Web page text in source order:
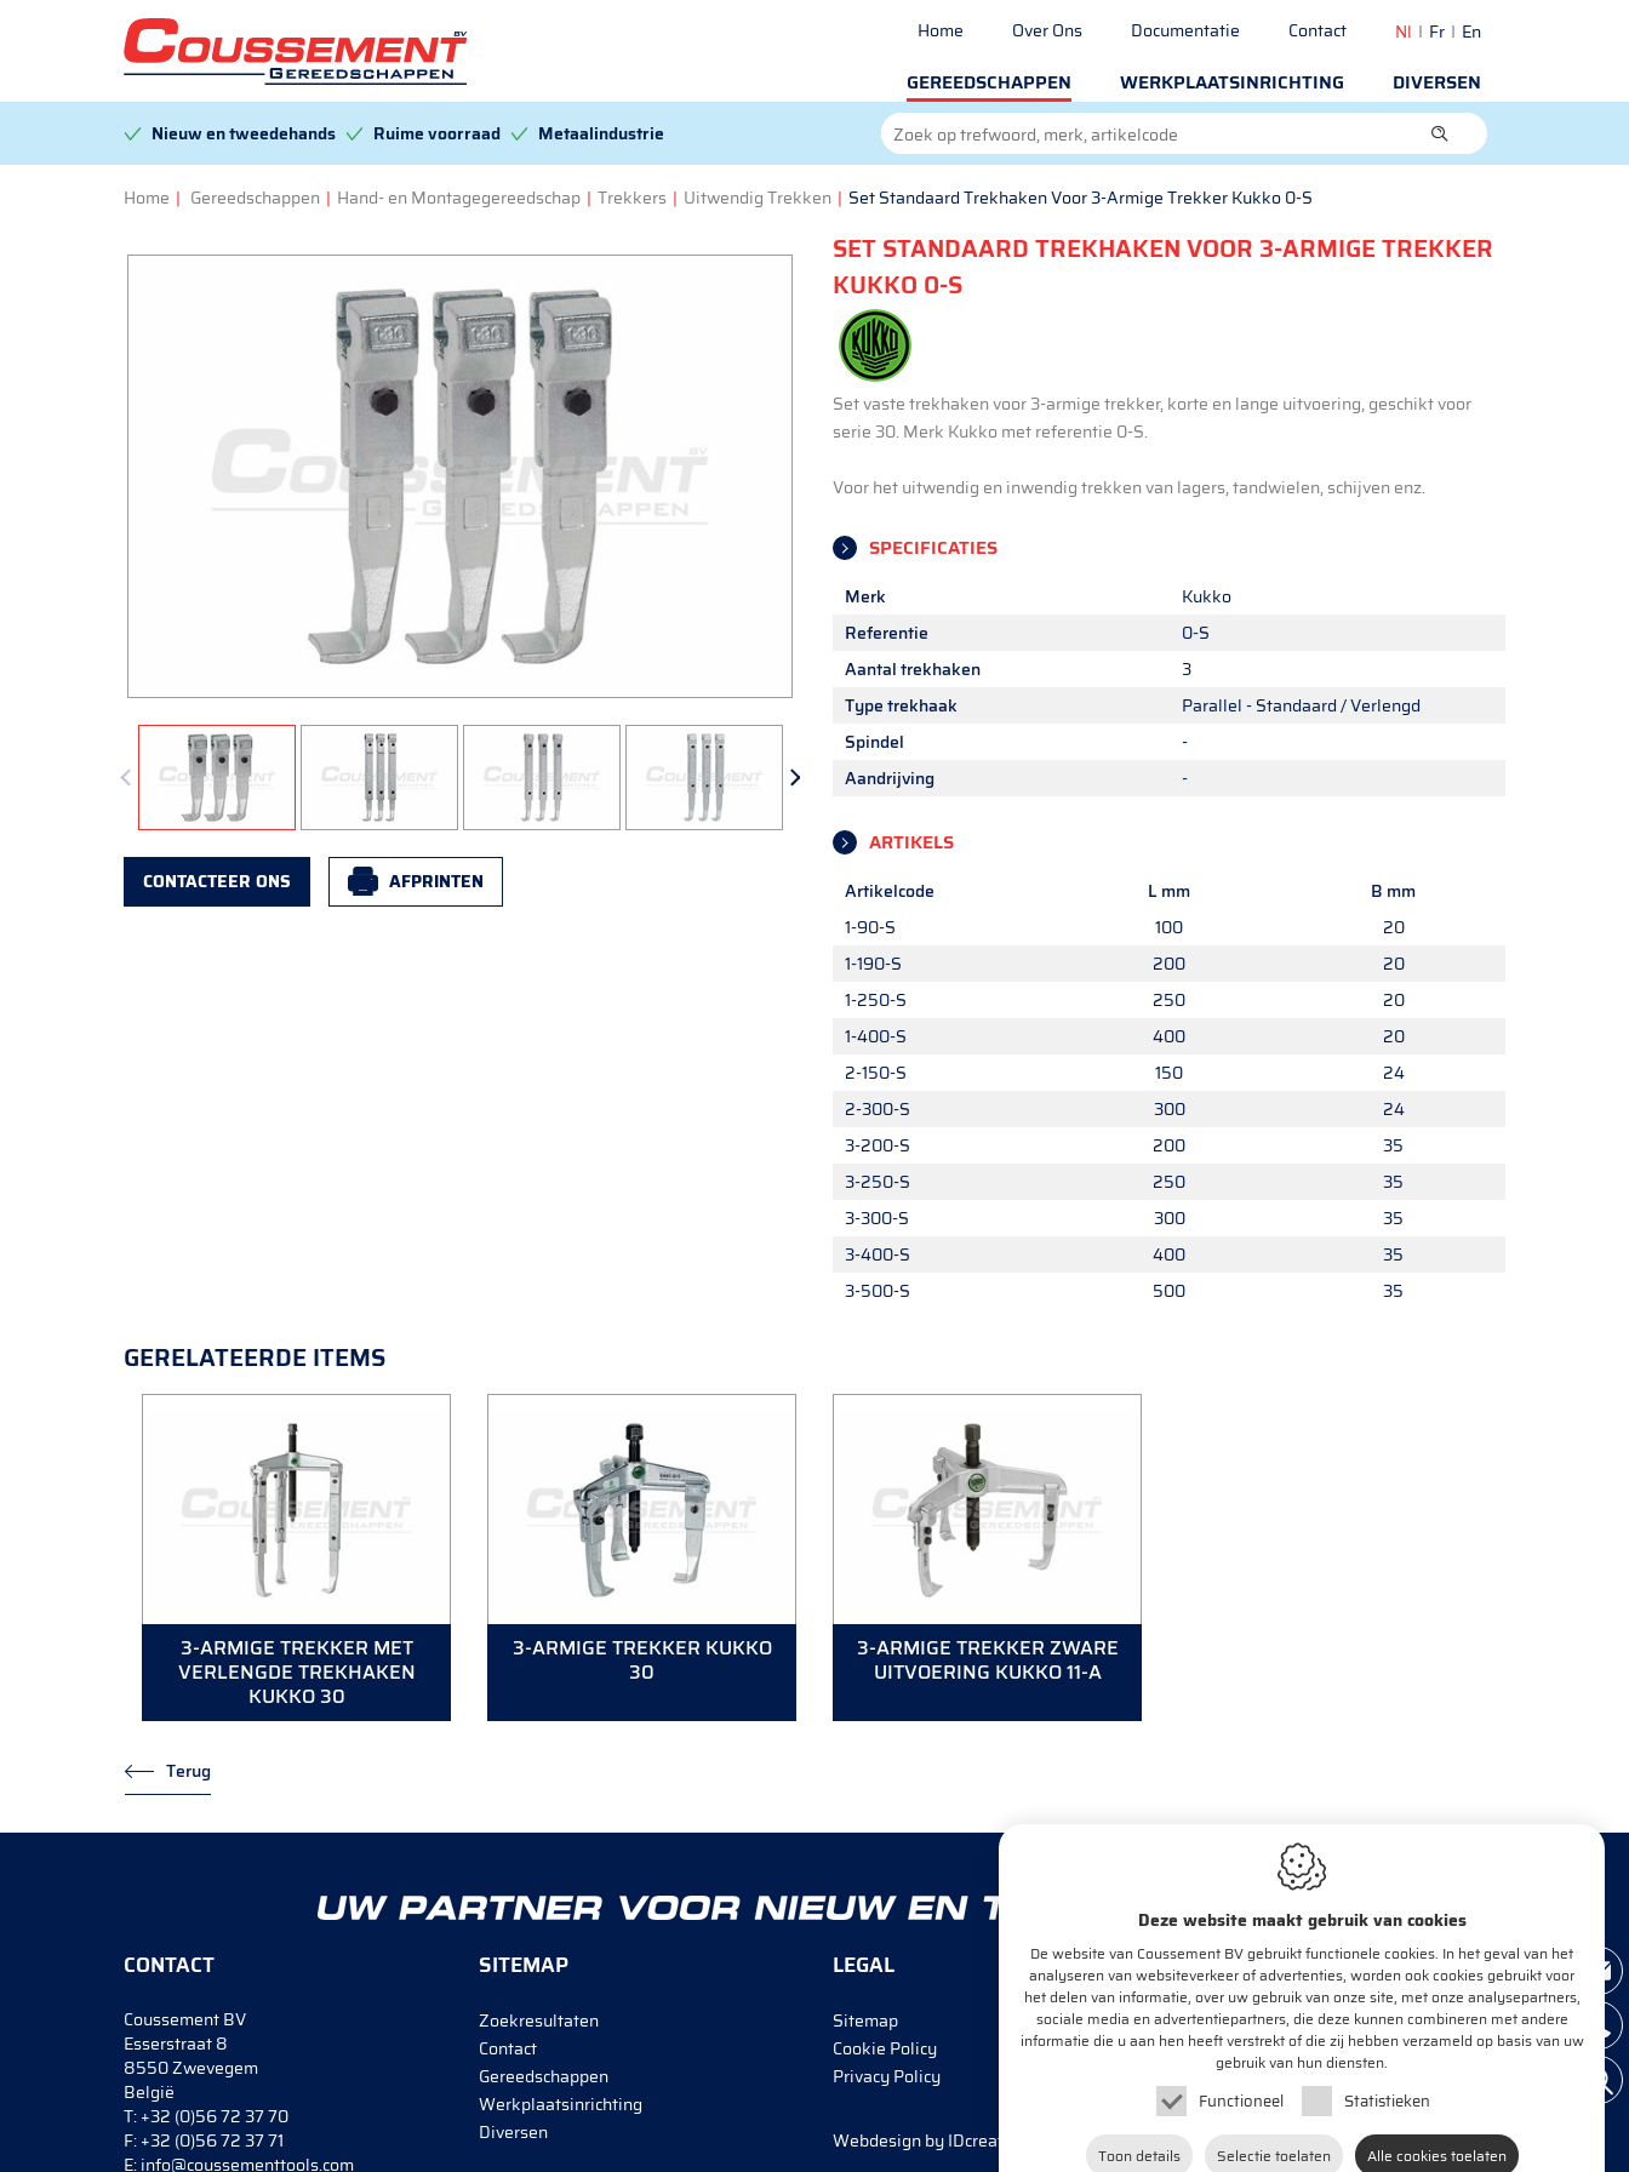
Home Over Ons Documentatie Contact Nl Fr En
GEREEDSCHAPPEN WERKPLAATSINRICHTING DIVERSEN
Nieuw en tweedehands Ruime voorraad Metaalindustrie
Home | Gereedschappen | Hand- en Montagegereedschap | Trekkers | Uitwendig Trekken | Set Standaard Trekhaken Voor 3-Armige Trekker Kukko 0-S
CONTACTEER ONS AFPRINTEN
SET STANDAARD TREKHAKEN VOOR 3-ARMIGE TREKKER
KUKKO 0-S
Set vaste trekhaken voor 3-armige trekker, korte en lange uitvoering, geschikt voor
serie 30. Merk Kukko met referentie 0-S.
Voor het uitwendig en inwendig trekken van lagers, tandwielen, schijven enz.
SPECIFICATIES
Merk
Kukko
Referentie
0-S
Aantal trekhaken
3
Type trekhaak
Parallel - Standaard / Verlengd
Spindel
-
Aandrijving
-
ARTIKELS
Artikelcode L mm
B mm
1-90-S
100
20
1-190-S
200
20
1-250-S
250
20
1-400-S
400
20
2-150-S
150
24
2-300-S
300
24
3-200-S
200
35
3-250-S
250
35
3-300-S
300
35
3-400-S
400
35
3-500-S
500 35
GERELATEERDE ITEMS
3-ARMIGE TREKKER MET
VERLENGDE TREKHAKEN
KUKKO 30
3-ARMIGE TREKKER KUKKO
30
3-ARMIGE TREKKER ZWARE
UITVOERING KUKKO 11-A
Terug
CONTACT
Coussement BV
Esserstraat 8
8550 Zwevegem
België
T:+32 (0)56 72 37 70
F:+32 (0)56 72 37 71
E:info@coussementtools.com
SITEMAP
Zoekresultaten
Contact
Gereedschappen
Werkplaatsinrichting
Diversen
LEGAL
Sitemap
Cookie Policy
Privacy Policy
Webdesign byIDcreation
BRENG MIJ OP DE HOOGTE!
E-mail*
Deze website maakt gebruik van cookies
De website van Coussement BV gebruikt functionele cookies. In het geval van het
analyseren van websiteverkeer of advertenties, worden ook cookies gebruikt voor
het delen van informatie, over uw gebruik van onze site, met onze analysepartners,
sociale media en advertentiepartners, die deze kunnen combineren met andere
informatie die u aan hen heeft verstrekt of die zij hebben verzameld op basis van uw
gebruik van hun diensten.
Functioneel Statistieken
Toon details Selectie toelaten Alle cookies toelaten